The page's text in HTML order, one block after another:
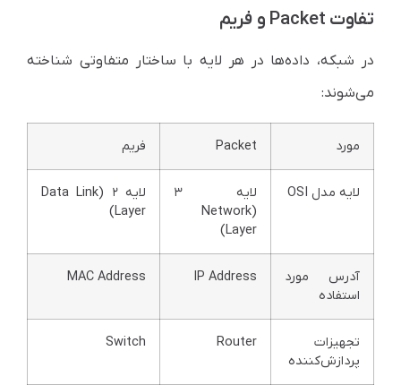
تفاوت Packet و فریم
در شبکه، داده‌ها در هر لایه با ساختار متفاوتی شناخته
می‌شوند:
مورد Packet فریم
لایه مدل OSI
لایه ۳
(Network
Layer)
لایه ۲ (Data Link
Layer)
آدرس مورد
استفاده
IP Address
MAC Address
تجهیزات
پردازش‌کننده
Router
Switch